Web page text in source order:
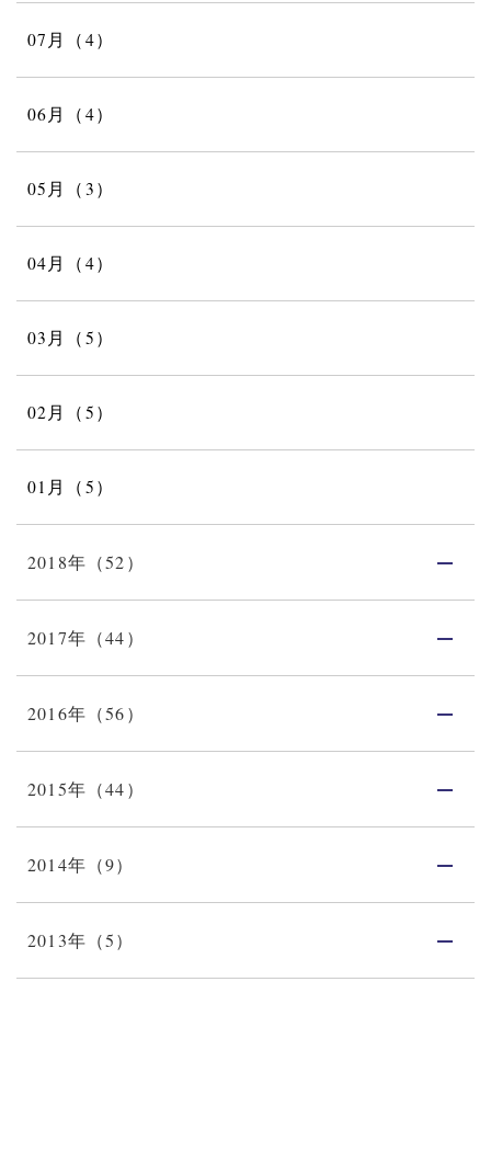
07月（4）
06月（4）
05月（3）
04月（4）
03月（5）
02月（5）
01月（5）
2018年（52）
2017年（44）
2016年（56）
2015年（44）
2014年（9）
2013年（5）